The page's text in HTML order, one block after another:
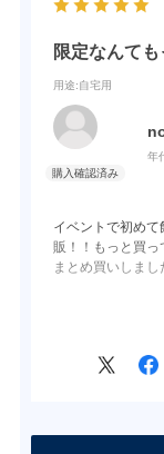
限定なんて
用途:自宅用
年
イベントで初め
販！！もっと買
まとめ買いしまし